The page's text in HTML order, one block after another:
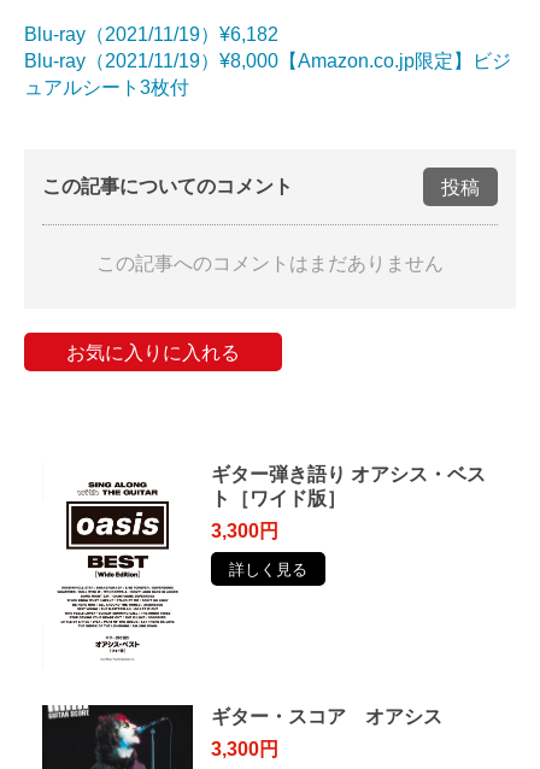
Blu-ray（2021/11/19）¥6,182
Blu-ray（2021/11/19）¥8,000【Amazon.co.jp限定】ビジ
ュアルシート3枚付
この記事についてのコメント 投稿
この記事へのコメントはまだありません
お気に入りに入れる
ギター弾き語り オアシス・ベス
ト［ワイド版］
3,300円
詳しく見る
ギター・スコア オアシス
3,300円